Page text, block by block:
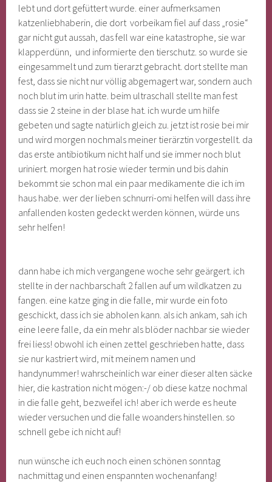
lebt und dort gefüttert wurde. einer aufmerksamen
katzenliebhaberin, die dort vorbeikam fiel auf dass „rosie“
gar nicht gut aussah, das fell war eine katastrophe, sie war
klapperdünn, und informierte den tierschutz. so wurde sie
eingesammelt und zum tierarzt gebracht. dort stellte man
fest, dass sie nicht nur völlig abgemagert war, sondern auch
noch blut im urin hatte. beim ultraschall stellte man fest
dass sie 2 steine in der blase hat. ich wurde um hilfe
gebeten und sagte natürlich gleich zu. jetzt ist rosie bei mir
und wird morgen nochmals meiner tierärztin vorgestellt. da
das erste antibiotikum nicht half und sie immer noch blut
uriniert. morgen hat rosie wieder termin und bis dahin
bekommt sie schon mal ein paar medikamente die ich im
haus habe. wer der lieben schnurri-omi helfen will dass ihre
anfallenden kosten gedeckt werden können, würde uns
sehr helfen!
dann habe ich mich vergangene woche sehr geärgert. ich
stellte in der nachbarschaft 2 fallen auf um wildkatzen zu
fangen. eine katze ging in die falle, mir wurde ein foto
geschickt, dass ich sie abholen kann. als ich ankam, sah ich
eine leere falle, da ein mehr als blöder nachbar sie wieder
frei liess! obwohl ich einen zettel geschrieben hatte, dass
sie nur kastriert wird, mit meinem namen und
handynummer! wahrscheinlich war einer dieser alten säcke
hier, die kastration nicht mögen:-/ ob diese katze nochmal
in die falle geht, bezweifel ich! aber ich werde es heute
wieder versuchen und die falle woanders hinstellen. so
schnell gebe ich nicht auf!
nun wünsche ich euch noch einen schönen sonntag
nachmittag und einen enspannten wochenanfang!